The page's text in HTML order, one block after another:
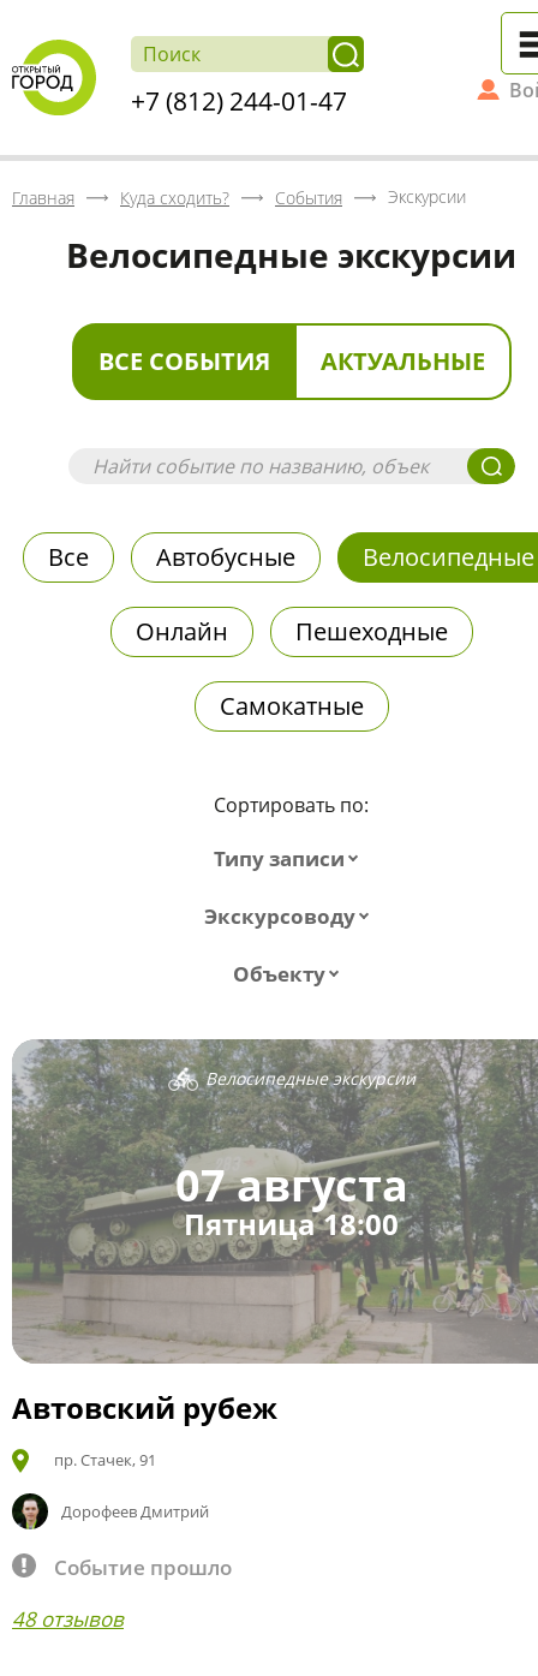
+7 (812) 244-01-47
Главная Куда сходить? События Экскурсии
Велосипедные экскурсии
ВСЕ СОБЫТИЯ АКТУАЛЬНЫЕ
Все Автобусные Велосипедные
Онлайн Пешеходные
Самокатные
Сортировать по:
Типу записи
Экскурсоводу
Объекту
Велосипедные экскурсии
07 августа
Пятница 18:00
Автовский рубеж
пр. Стачек, 91
Дорофеев Дмитрий
Событие прошло
48 отзывов